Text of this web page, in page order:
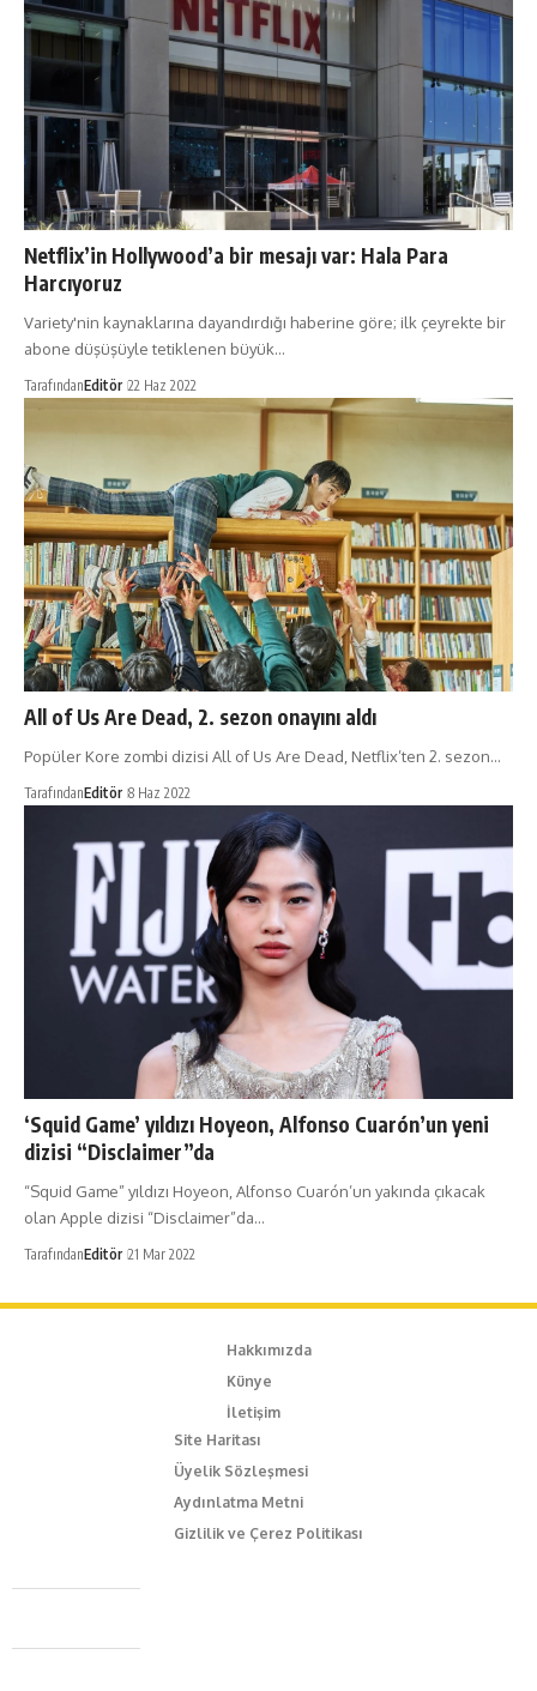
Netflix’in Hollywood’a bir mesajı var: Hala Para
Harcıyoruz
Variety'nin kaynaklarına dayandırdığı haberine göre; ilk çeyrekte bir
abone düşüşüyle tetiklenen büyük…
TarafındanEditör 22 Haz 2022
All of Us Are Dead, 2. sezon onayını aldı
Popüler Kore zombi dizisi All of Us Are Dead, Netflix’ten 2. sezon…
TarafındanEditör 8 Haz 2022
‘Squid Game’ yıldızı Hoyeon, Alfonso Cuarón’un yeni
dizisi “Disclaimer”da
“Squid Game” yıldızı Hoyeon, Alfonso Cuarón’un yakında çıkacak
olan Apple dizisi “Disclaimer”da…
TarafındanEditör 21 Mar 2022
Hakkımızda
Künye
İletişim
Site Haritası
Üyelik Sözleşmesi
Aydınlatma Metni
Gizlilik ve Çerez Politikası
Caferağa Mah. Dr. Şakir Paşa Sok. No3/A Kadıköy İstanbul
+90 543 345 46 00